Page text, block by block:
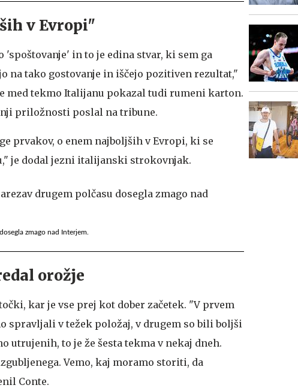
v Evropi"
in to je edina stvar, ki sem ga
na tako gostovanje in iščejo pozitiven rezultat,"
med tekmo Italijanu pokazal tudi rumeni karton.
priložnosti poslal na tribune.
prvakov, o enem najboljših v Evropi, ki se
je dodal jezni italijanski strokovnjak.
zmago nad Interjem.
orožje
kar je vse prej kot dober začetek. "V prvem
spravljali v težek položaj, v drugem so bili boljši
utrujenih, to je že šesta tekma v nekaj dneh.
Vemo, kaj moramo storiti, da
Conte.